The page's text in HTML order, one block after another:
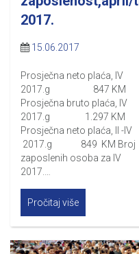
2017.
15.06.2017
Prosječna neto plaća, IV
2017.g 847 KM
Prosječna bruto plaća, IV
2017.g 1.297 KM
Prosječna neto plaća, II -IV
2017.g 849 KM Broj
zaposlenih osoba za IV
2017.…
Pročitaj više